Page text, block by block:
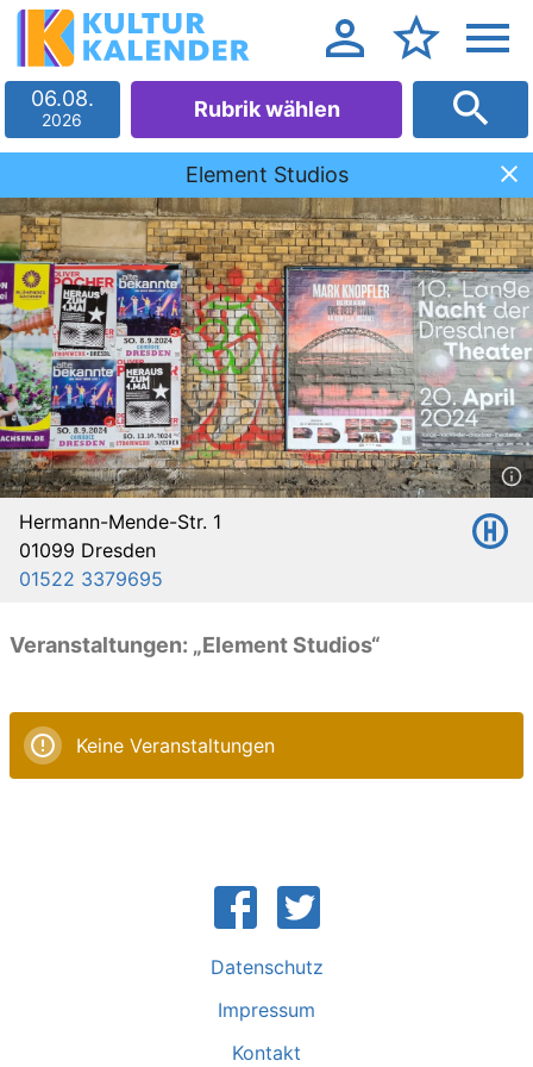
06.08.
2026 Rubrik wählen
Element Studios
Hermann-Mende-Str. 1
01099 Dresden
01522 3379695
Veranstaltungen: „Element Studios“
Keine Veranstaltungen
Datenschutz
Impressum
Kontakt